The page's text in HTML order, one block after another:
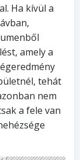
Ha kívül a
amely a
tehát
nem
a fele van